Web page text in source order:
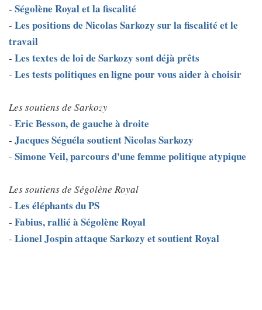
- Ségolène Royal et la fiscalité
- Les positions de Nicolas Sarkozy sur la fiscalité et le
travail
- Les textes de loi de Sarkozy sont déjà prêts
- Les tests politiques en ligne pour vous aider à choisir
Les soutiens de Sarkozy
- Eric Besson, de gauche à droite
- Jacques Séguéla soutient Nicolas Sarkozy
- Simone Veil, parcours d'une femme politique atypique
Les soutiens de Ségolène Royal
- Les éléphants du PS
- Fabius, rallié à Ségolène Royal
- Lionel Jospin attaque Sarkozy et soutient Royal